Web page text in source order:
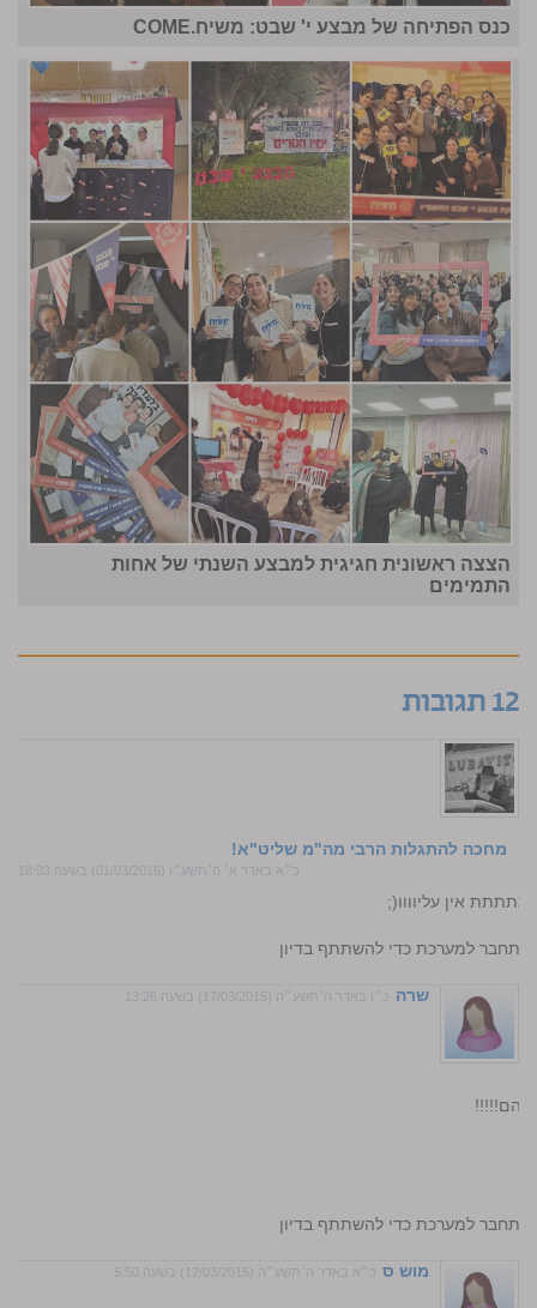
כנס הפתיחה של מבצע י' שבט: משיח.COME
הצצה ראשונית חגיגית למבצע השנתי של אחות
התמימים
12 תגובות
מחכה להתגלות הרבי מה"מ שליט"א!
כ״א באדר א׳ ה׳תשע״ו (01/03/2016) בשעה 18:03
אין עליוווו(;
התחבר למערכת כדי להשתתף בדיון
שרה כ״ו באדר ה׳תשע״ה (17/03/2015) בשעה 13:26
התחבר למערכת כדי להשתתף בדיון
מוש ס כ״א באדר ה׳תשע״ה (12/03/2015) בשעה 5:50